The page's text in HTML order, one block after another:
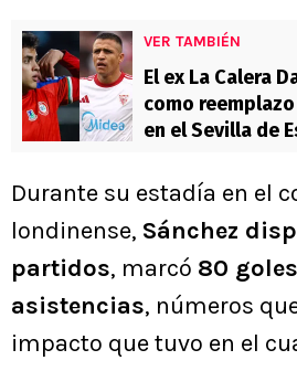
VER TAMBIÉN
El ex La Calera
como
en el Sevilla de
Durante su estadía en el
londinense, Sánchez
partidos, marcó 80 goles
asistencias, números
impacto que tuvo en el